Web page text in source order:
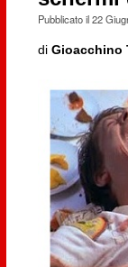
Pubblicato il22
di Gioacchino